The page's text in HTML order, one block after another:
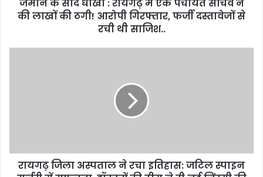
जमीन के सौदे धोखा : रायगढ़ में एक पंचायत सचिव ने
की लाखों की ठगी! आरोपी गिरफ्तार, फर्जी दस्तावेजों से
रची थी साजिश..
रायगढ़ जिला अस्पताल ने रचा इतिहास: जटिल स्पाइन